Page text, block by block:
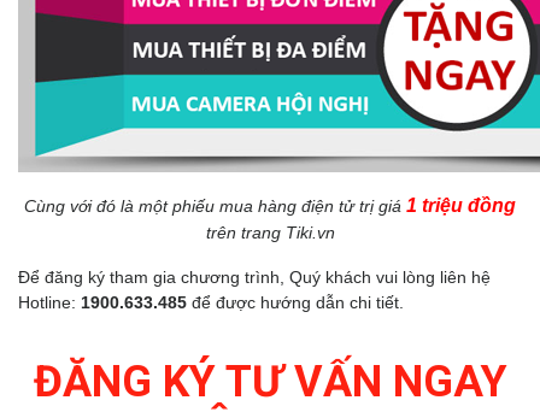
Cùng với đó là một phiếu mua hàng điện tử trị giá 1 triệu đồng
trên trang Tiki.vn
Để đăng ký tham gia chương trình, Quý khách vui lòng liên hệ
Hotline: 1900.633.485 để được hướng dẫn chi tiết.
ĐĂNG KÝ TƯ VẤN NGAY